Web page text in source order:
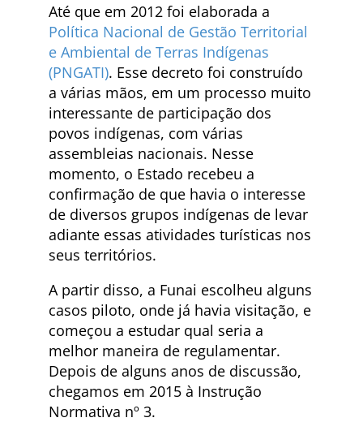
Até que em 2012 foi elaborada a
Política Nacional de Gestão Territorial
e Ambiental de Terras Indígenas
(PNGATI). Esse decreto foi construído
a várias mãos, em um processo muito
interessante de participação dos
povos indígenas, com várias
assembleias nacionais. Nesse
momento, o Estado recebeu a
confirmação de que havia o interesse
de diversos grupos indígenas de levar
adiante essas atividades turísticas nos
seus territórios.
A partir disso, a Funai escolheu alguns
casos piloto, onde já havia visitação, e
começou a estudar qual seria a
melhor maneira de regulamentar.
Depois de alguns anos de discussão,
chegamos em 2015 à Instrução
Normativa nº 3.